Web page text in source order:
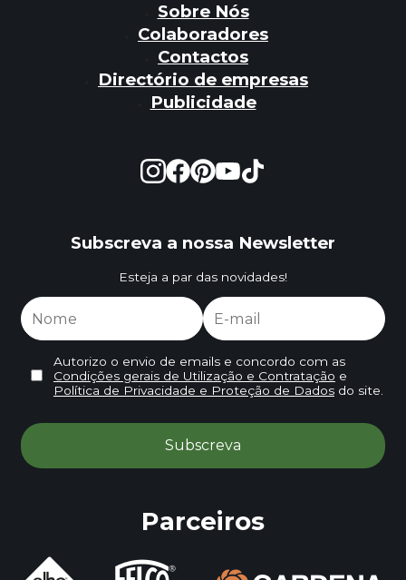
Sobre Nós
Colaboradores
Contactos
Directório de empresas
Publicidade
Subscreva a nossa Newsletter
Esteja a par das novidades!
Autorizo o envio de emails e concordo com as
Condições gerais de Utilização e Contratação e
Política de Privacidade e Proteção de Dadosdo site.
Parceiros